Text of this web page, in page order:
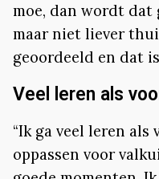
moe, dan wordt dat
maar niet liever
geoordeeld en dat
Veel leren als
“Ik ga veel leren
oppassen voor